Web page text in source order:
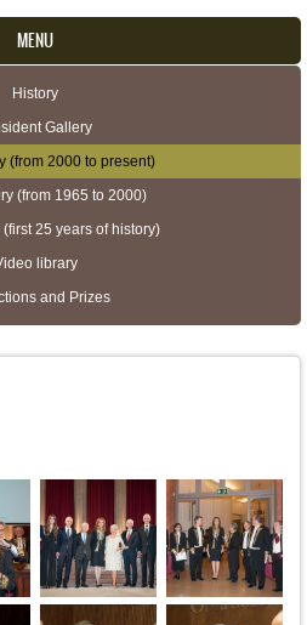
MENU
History
Gallery
(from 2000 to present)
(from 1965 to 2000)
(first 25 years of history)
library
and Prizes